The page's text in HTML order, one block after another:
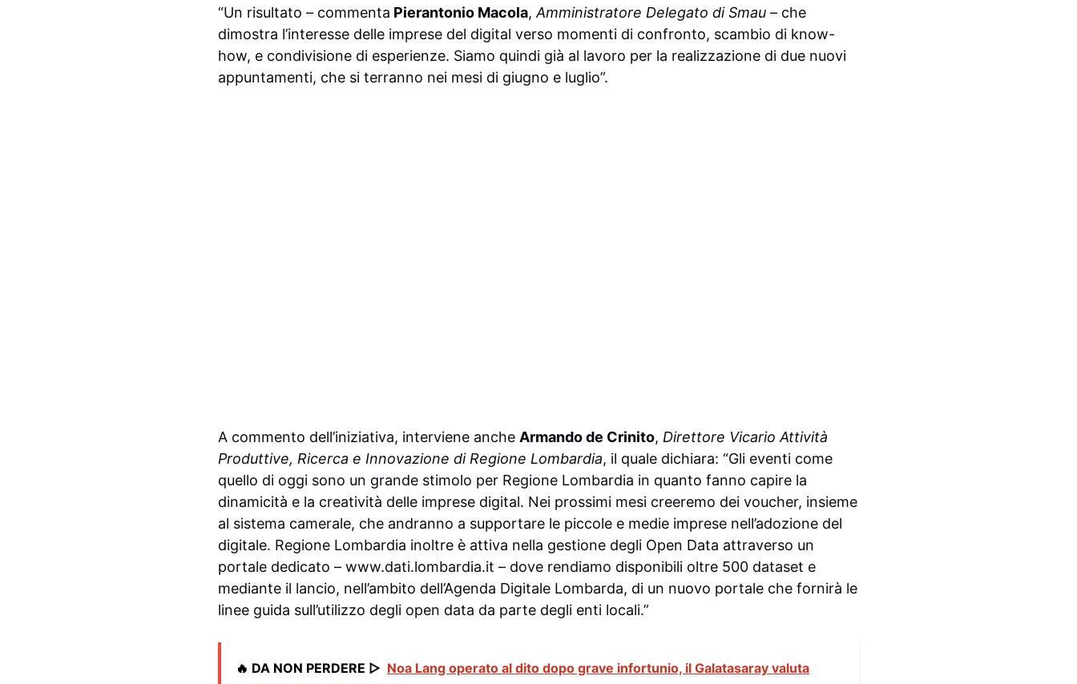
“Un risultato – commenta Pierantonio Macola, Amministratore Delegato di Smau – che
dimostra l’interesse delle imprese del digital verso momenti di confronto, scambio di know-
how, e condivisione di esperienze. Siamo quindi già al lavoro per la realizzazione di due nuovi
appuntamenti, che si terranno nei mesi di giugno e luglio”.
A commento dell’iniziativa, interviene anche Armando de Crinito, Direttore Vicario Attività
Produttive, Ricerca e Innovazione di Regione Lombardia, il quale dichiara: “Gli eventi come
quello di oggi sono un grande stimolo per Regione Lombardia in quanto fanno capire la
dinamicità e la creatività delle imprese digital. Nei prossimi mesi creeremo dei voucher, insieme
al sistema camerale, che andranno a supportare le piccole e medie imprese nell’adozione del
digitale. Regione Lombardia inoltre è attiva nella gestione degli Open Data attraverso un
portale dedicato – www.dati.lombardia.it – dove rendiamo disponibili oltre 500 dataset e
mediante il lancio, nell’ambito dell’Agenda Digitale Lombarda, di un nuovo portale che fornirà le
linee guida sull’utilizzo degli open data da parte degli enti locali.”
🔥 DA NON PERDERE ▷ Noa Lang operato al dito dopo grave infortunio, il Galatasaray valuta